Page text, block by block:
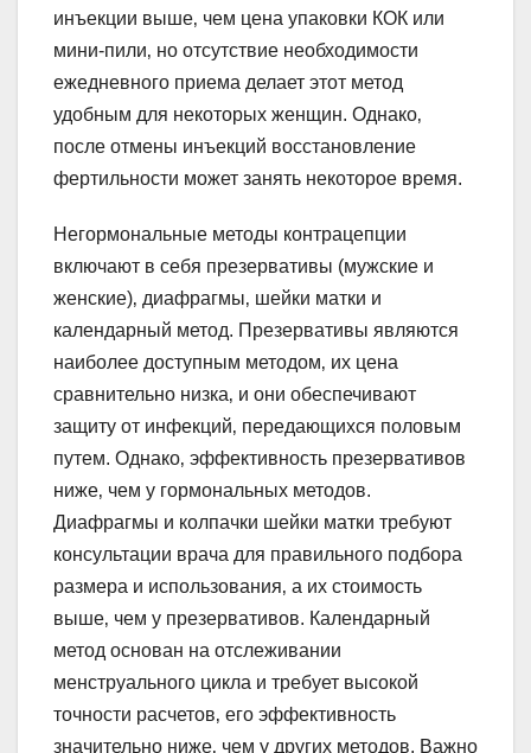
инъекции выше‚ чем цена упаковки КОК или
мини-пили‚ но отсутствие необходимости
ежедневного приема делает этот метод
удобным для некоторых женщин. Однако‚
после отмены инъекций восстановление
фертильности может занять некоторое время.
Негормональные методы контрацепции
включают в себя презервативы (мужские и
женские)‚ диафрагмы‚ шейки матки и
календарный метод. Презервативы являются
наиболее доступным методом‚ их цена
сравнительно низка‚ и они обеспечивают
защиту от инфекций‚ передающихся половым
путем. Однако‚ эффективность презервативов
ниже‚ чем у гормональных методов.
Диафрагмы и колпачки шейки матки требуют
консультации врача для правильного подбора
размера и использования‚ а их стоимость
выше‚ чем у презервативов. Календарный
метод основан на отслеживании
менструального цикла и требует высокой
точности расчетов‚ его эффективность
значительно ниже‚ чем у других методов. Важно